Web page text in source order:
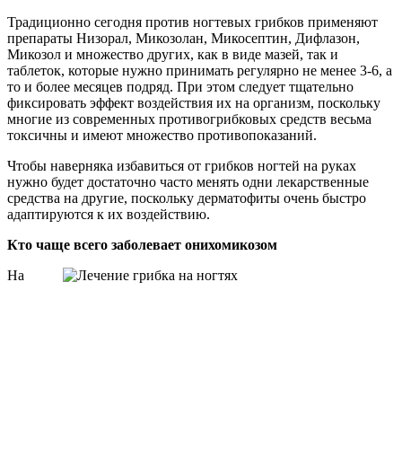
Традиционно сегодня против ногтевых грибков применяют
препараты Низорал, Микозолан, Микосептин, Дифлазон,
Микозол и множество других, как в виде мазей, так и
таблеток, которые нужно принимать регулярно не менее 3-6, а
то и более месяцев подряд. При этом следует тщательно
фиксировать эффект воздействия их на организм, поскольку
многие из современных противогрибковых средств весьма
токсичны и имеют множество противопоказаний.
Чтобы наверняка избавиться от грибков ногтей на руках
нужно будет достаточно часто менять одни лекарственные
средства на другие, поскольку дерматофиты очень быстро
адаптируются к их воздействию.
Кто чаще всего заболевает онихомикозом
На